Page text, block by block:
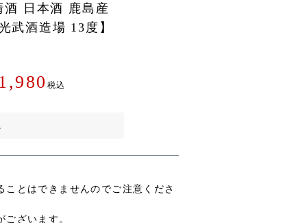
日本酒 鹿島産
武酒造場 13度】
税込
とはできませんのでご注意くださ
ざいます。